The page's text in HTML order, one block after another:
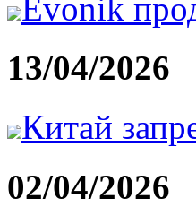
Evonik
13/04/2026
Китай
02/04/2026